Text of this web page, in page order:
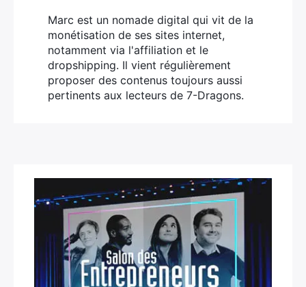
Marc est un nomade digital qui vit de la
monétisation de ses sites internet,
notamment via l'affiliation et le
dropshipping. Il vient régulièrement
proposer des contenus toujours aussi
pertinents aux lecteurs de 7-Dragons.